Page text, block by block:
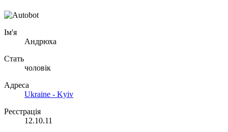
Ім'я
Андрюха
Стать
чоловік
Адреса
Ukraine - Kyiv
Реєстрація
12.10.11